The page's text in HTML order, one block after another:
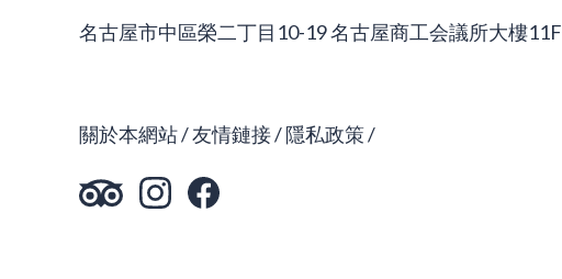
名古屋市中區榮二丁目10-19 名古屋商工会議所大樓11F
關於本網站 友情鏈接 隱私政策